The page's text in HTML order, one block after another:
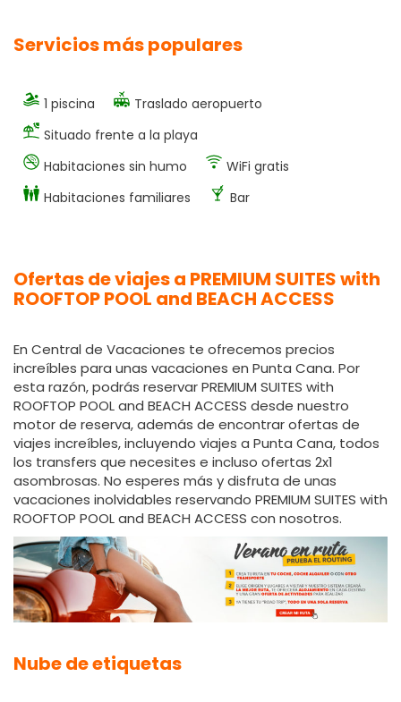
Servicios más populares
1 piscina
Traslado aeropuerto
Situado frente a la playa
Habitaciones sin humo
WiFi gratis
Habitaciones familiares
Bar
Ofertas de viajes a PREMIUM SUITES with
ROOFTOP POOL and BEACH ACCESS
En Central de Vacaciones te ofrecemos precios
increíbles para unas vacaciones en Punta Cana. Por
esta razón, podrás reservar PREMIUM SUITES with
ROOFTOP POOL and BEACH ACCESS desde nuestro
motor de reserva, además de encontrar ofertas de
viajes increíbles, incluyendo viajes a Punta Cana, todos
los transfers que necesites e incluso ofertas 2x1
asombrosas. No esperes más y disfruta de unas
vacaciones inolvidables reservando PREMIUM SUITES with
ROOFTOP POOL and BEACH ACCESS con nosotros.
Nube de etiquetas